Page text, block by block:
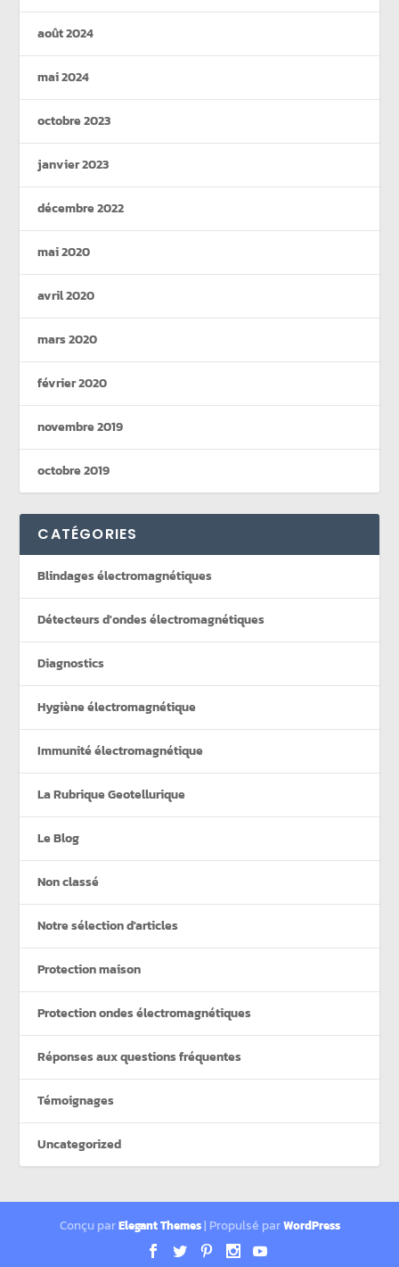
août 2024
mai 2024
octobre 2023
janvier 2023
décembre 2022
mai 2020
avril 2020
mars 2020
février 2020
novembre 2019
octobre 2019
CATÉGORIES
Blindages électromagnétiques
Détecteurs d'ondes électromagnétiques
Diagnostics
Hygiène électromagnétique
Immunité électromagnétique
La Rubrique Geotellurique
Le Blog
Non classé
Notre sélection d'articles
Protection maison
Protection ondes électromagnétiques
Réponses aux questions fréquentes
Témoignages
Uncategorized
Conçu parElegant Themes| Propulsé parWordPress